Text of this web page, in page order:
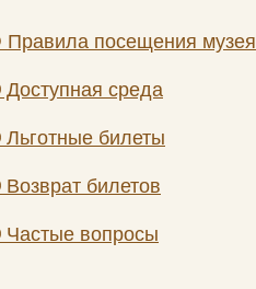
Частые вопросы
Правила посещения музея
Доступная среда
Льготные билеты
Возврат билетов